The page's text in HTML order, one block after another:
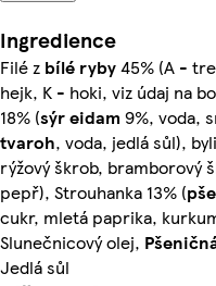
Ingredience
Filé z bílé ryby45% (A -
hejk, K - hoki, viz údaj na
18% (sýreidam 9%, voda,
tvaroh, voda, jedlá sůl),
rýžový škrob, bramborový
pepř), Strouhanka 13% (
cukr, mletá paprika,
Slunečnicový olej,
Jedlá sůl